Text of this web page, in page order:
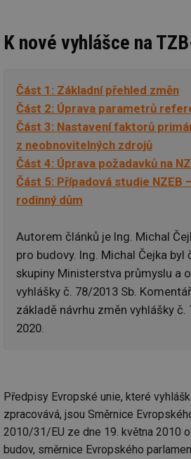
K nové vyhlášce na
Část 1: Základní přehled změn
Část 2: Úprava parametrů
Část 3: Nastavení faktorů
z neobnovitelných zdrojů
Část 4: Úprava požadavků na
Část 5: Případová studie NZEB
rodinný dům
Autorem článků je Ing. Michal
pro budovy. Ing. Michal Čejka byl
skupiny Ministerstva průmyslu a
vyhlášky č. 78/2013 Sb.
základě návrhu změn vyhlášky č.
2020.
Předpisy Evropské unie, které
zpracovává, jsou Směrnice
2010/31/EU ze dne 19. května 2010
budov, směrnice Evropského